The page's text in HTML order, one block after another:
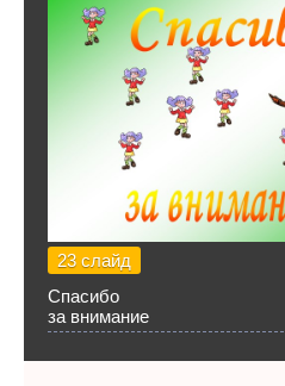
23 слайд
Спасибо
за внимание